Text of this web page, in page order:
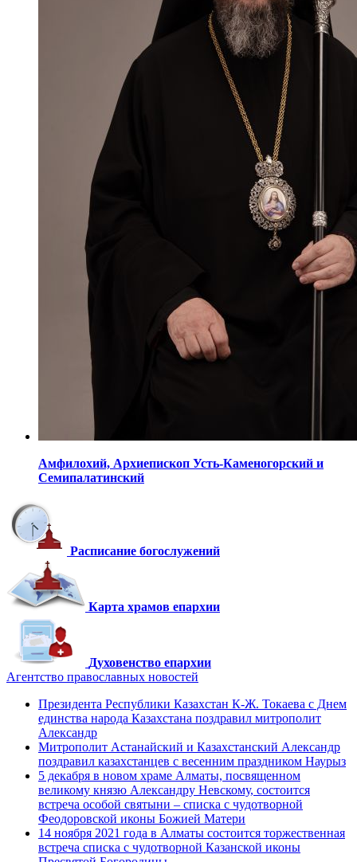
Амфилохий, Архиепископ Усть-Каменогорский и
Семипалатинский
Расписание богослужений
Карта храмов епархии
Духовенство епархии
Агентство православных новостей
Президента Республики Казахстан К-Ж. Токаева с Днем
единства народа Казахстана поздравил митрополит
Александр
Митрополит Астанайский и Казахстанский Александр
поздравил казахстанцев с весенним праздником Наурыз
5 декабря в новом храме Алматы, посвященном
великому князю Александру Невскому, состоится
встреча особой святыни – списка с чудотворной
Феодоровской иконы Божией Матери
14 ноября 2021 года в Алматы состоится торжественная
встреча списка с чудотворной Казанской иконы